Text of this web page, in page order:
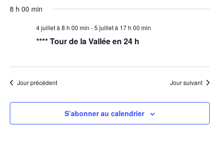
de
une
8 h 00 min
4 juillet à 8 h 00 min -5 juillet à 17 h 00 min
**** Tour de la Vallée en 24 h
Jour précédent Jour suivant
S’abonner au calendrier